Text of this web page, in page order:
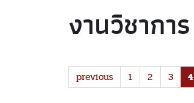
งานวิชาการ
previous 1 2 3 4